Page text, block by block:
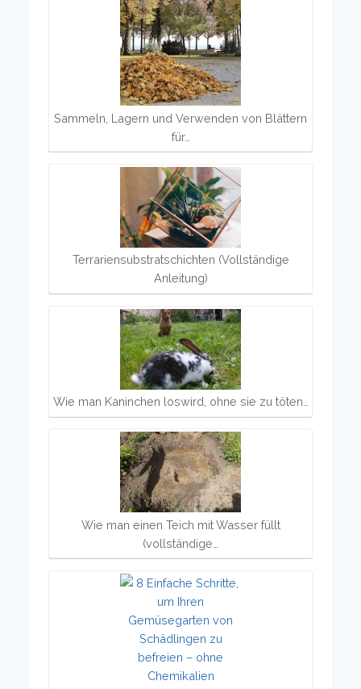
Sammeln, Lagern und Verwenden von Blättern
für…
Terrariensubstratschichten (Vollständige
Anleitung)
Wie man Kaninchen loswird, ohne sie zu töten…
Wie man einen Teich mit Wasser füllt
(vollständige…